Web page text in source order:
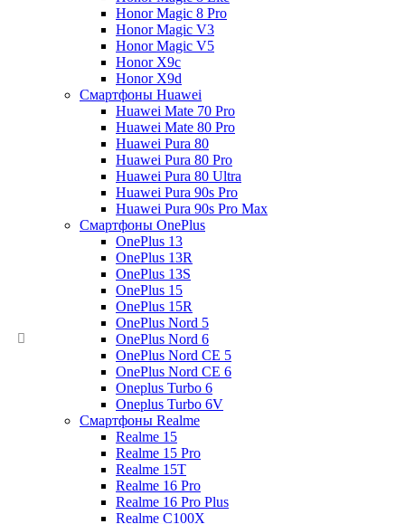
Honor Magic 8 Pro
Honor Magic V3
Honor Magic V5
Honor X9c
Honor X9d
Смартфоны Huawei
Huawei Mate 70 Pro
Huawei Mate 80 Pro
Huawei Pura 80
Huawei Pura 80 Pro
Huawei Pura 80 Ultra
Huawei Pura 90s Pro
Huawei Pura 90s Pro Max
Смартфоны OnePlus
OnePlus 13
OnePlus 13R
OnePlus 13S
OnePlus 15
OnePlus 15R
OnePlus Nord 5
OnePlus Nord 6
OnePlus Nord CE 5
OnePlus Nord CE 6
Oneplus Turbo 6
Oneplus Turbo 6V
Смартфоны Realme
Realme 15
Realme 15 Pro
Realme 15T
Realme 16 Pro
Realme 16 Pro Plus
Realme C100X